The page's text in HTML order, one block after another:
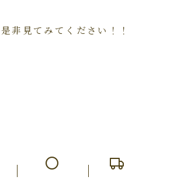
非見てみてください！！